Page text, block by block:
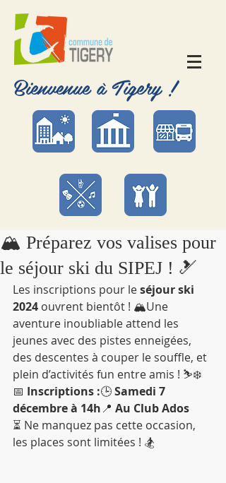
Bienvenue à Tigery !
🏔️ Préparez vos valises pour
le séjour ski du SIPEJ ! 🎿
Les inscriptions pour le séjour ski
2024 ouvrent bientôt ! 🏔️Une
aventure inoubliable attend les
jeunes avec des pistes enneigées,
des descentes à couper le souffle, et
plein d’activités fun entre amis ! ⛷️❄️
📅 Inscriptions :🕒 Samedi 7
décembre à 14h📍 Au Club Ados
⏳ Ne manquez pas cette occasion,
les places sont limitées ! 🏂